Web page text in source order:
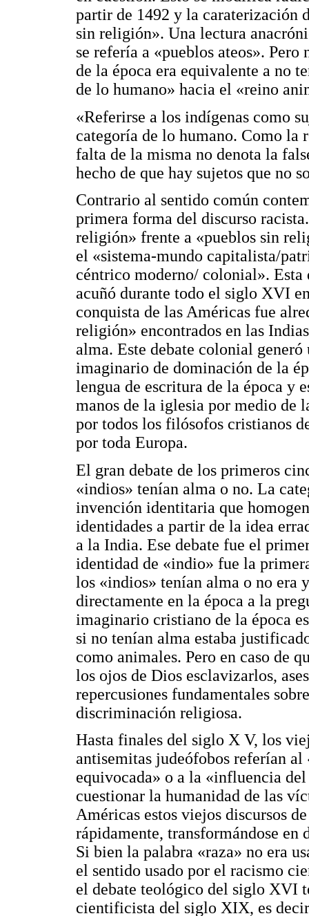
partir de 1492 y la caraterización
sin religión». Una lectura
se refería a «pueblos ateos».
de la época era equivalente a no
de lo humano» hacia el «reino
«Referirse a los indígenas como
categoría de lo humano. Como la
falta de la misma no denota la
hecho de que hay sujetos que no
Contrario al sentido común
primera forma del discurso
religión» frente a «pueblos sin
el «sistema-mundo capitalista/
céntrico moderno/ colonial».
acuñó durante todo el siglo XVI
conquista de las Américas fue
religión» encontrados en las
alma. Este debate colonial
imaginario de dominación de la
lengua de escritura de la época y
manos de la iglesia por medio de
por todos los filósofos cristianos
por toda Europa.
El gran debate de los primeros
«indios» tenían alma o no. La
invención identitaria que
identidades a partir de la idea
a la India. Ese debate fue el
identidad de «indio» fue la
los «indios» tenían alma o no era
directamente en la época a la
imaginario cristiano de la época
si no tenían alma estaba
como animales. Pero en caso de
los ojos de Dios esclavizarlos,
repercusiones fundamentales
discriminación religiosa.
Hasta finales del siglo X V, los
antisemitas judeófobos referían
equivocada» o a la «influencia
cuestionar la humanidad de las
Américas estos viejos discursos
rápidamente, transformándose
Si bien la palabra «raza» no era
el sentido usado por el racismo
el debate teológico del siglo XVI
cientificista del siglo XIX, es